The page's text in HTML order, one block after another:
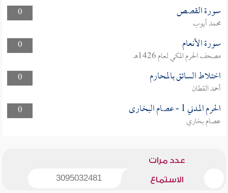
0
سورة القصص
محمد أيوب
0
سورة الأنعام
مصحف الحرم المكي لعام 1426هـ
0
اختلاط السائق بالمحارم
أحمد القطان
0
الحرم المدني 1 - عصام البخارى
عصام بخاري
عدد مرات
الاستماع 3095032481